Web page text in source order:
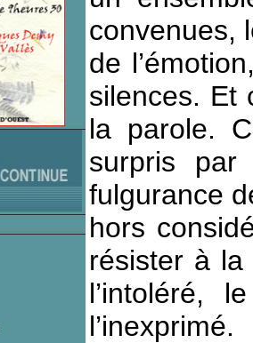
convenues,
de
silences. Et
la parole.
surpris
fulgurance
hors
résister à la
l’intoléré,
l’inexprimé.